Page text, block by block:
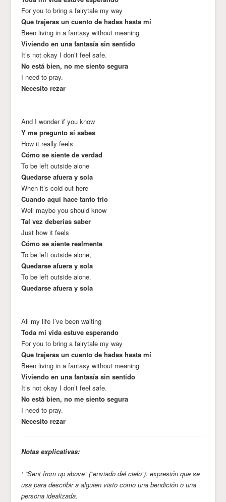
For you to bring a fairytale my way
Que trajeras un cuento de hadas hasta mí
Been living in a fantasy without meaning
Viviendo en una fantasía sin sentido
It’s not okay I don’t feel safe.
No está bien, no me siento segura
I need to pray.
Necesito rezar
And I wonder if you know
Y me pregunto si sabes
How it really feels
Cómo se siente de verdad
To be left outside alone
Quedarse afuera y sola
When it’s cold out here
Cuando aquí hace tanto frío
Well maybe you should know
Tal vez deberías saber
Just how it feels
Cómo se siente realmente
To be left outside alone,
Quedarse afuera y sola
To be left outside alone.
Quedarse afuera y sola
All my life I’ve been waiting
Toda mi vida estuve esperando
For you to bring a fairytale my way
Que trajeras un cuento de hadas hasta mí
Been living in a fantasy without meaning
Viviendo en una fantasía sin sentido
It’s not okay I don’t feel safe.
No está bien, no me siento segura
I need to pray.
Necesito rezar
Notas explicativas:
¹ “Sent from up above” (“enviado del cielo”): expresión que se
usa para describir a alguien visto como una bendición o una
persona idealizada.